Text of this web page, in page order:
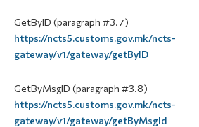
GetByID (paragraph #3.7)
https://ncts5.customs.gov.mk/ncts-
gateway/v1/gateway/getByID
GetByMsgID (paragraph #3.8)
https://ncts5.customs.gov.mk/ncts-
gateway/v1/gateway/getByMsgId